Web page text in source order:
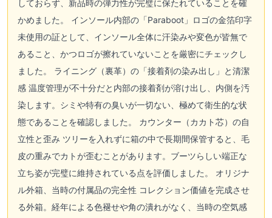
しておらず、新品時の弾力性が完璧に保たれていることを確
かめました。 インソール内部の「Paraboot」ロゴの金箔印字
未使用の証として、インソール全体に汗染みや変色が皆無で
あること、かつロゴが擦れていないことを厳密にチェックし
ました。 ライニング（裏革）の「接着剤の染み出し」と清潔
感 温度管理が不十分だと内部の接着剤が溶け出し、内側を汚
染します。シミや特有の臭いが一切ない、極めて衛生的な状
態であることを確認しました。 カウンター（カカト芯）の自
立性と歪み ツリーを入れずに箱の中で長期間保管すると、毛
皮の重みでカトが歪むことがあります。ブーツらしい端正な
立ち姿が完璧に維持されている点を評価しました。 オリジナ
ル外箱、当時の付属品の完全性 コレクション価値を完成させ
る外箱。経年による色褪せや角の潰れがなく、当時の空気感